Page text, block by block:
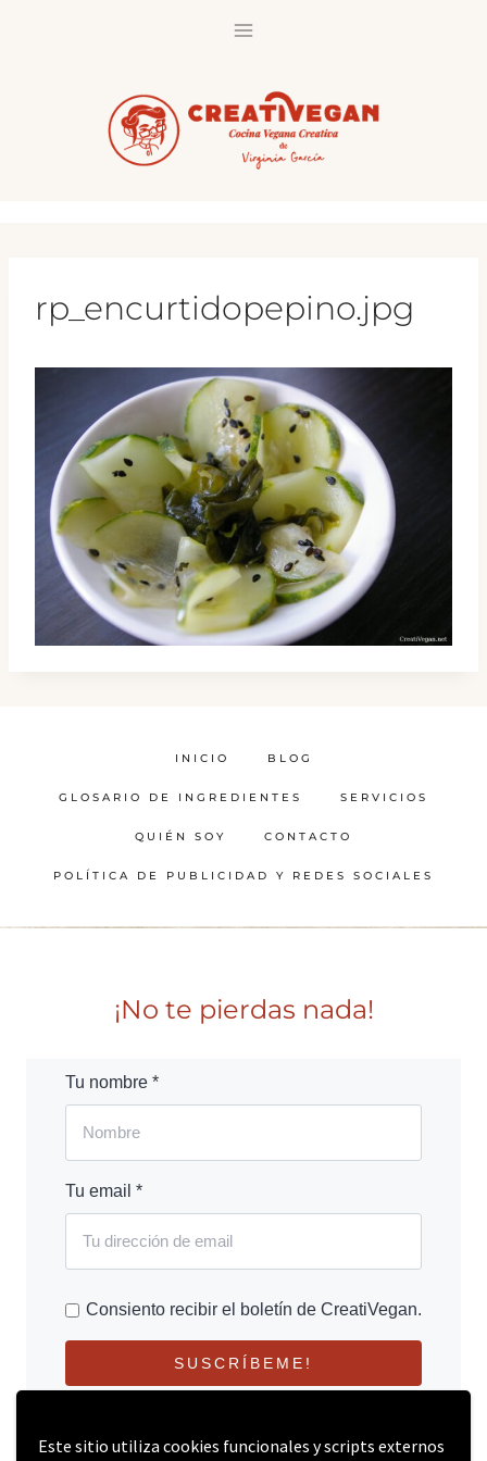
Este sitio utiliza cookies funcionales y scripts externos
rp_encurtidopepino.jpg
INICIO BLOG
GLOSARIO DE INGREDIENTES SERVICIOS
QUIÉN SOY CONTACTO
POLÍTICA DE PUBLICIDAD Y REDES SOCIALES
¡No te pierdas nada!
Tu nombre *
Tu email *
Consiento recibir el boletín de CreatiVegan.
SUSCRÍBEME!